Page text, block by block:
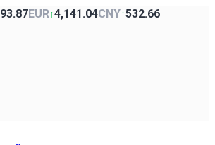
EUR↑4,141.04CNY↑532.66